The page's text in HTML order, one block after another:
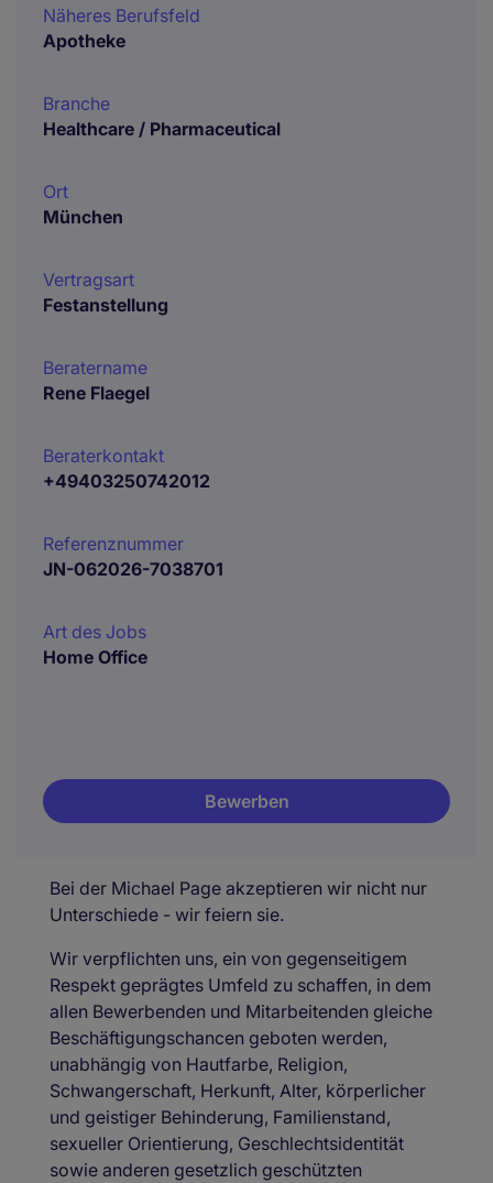
Näheres Berufsfeld
Apotheke
Branche
Healthcare / Pharmaceutical
Ort
München
Vertragsart
Festanstellung
Beratername
Rene Flaegel
Beraterkontakt
+49403250742012
Referenznummer
JN-062026-7038701
Art des Jobs
Home Office
Bewerben
Bei der Michael Page akzeptieren wir nicht nur
Unterschiede - wir feiern sie.
Wir verpflichten uns, ein von gegenseitigem
Respekt geprägtes Umfeld zu schaffen, in dem
allen Bewerbenden und Mitarbeitenden gleiche
Beschäftigungschancen geboten werden,
unabhängig von Hautfarbe, Religion,
Schwangerschaft, Herkunft, Alter, körperlicher
und geistiger Behinderung, Familienstand,
sexueller Orientierung, Geschlechtsidentität
sowie anderen gesetzlich geschützten